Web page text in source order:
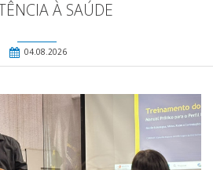
À SAÚDE
04.08.2026